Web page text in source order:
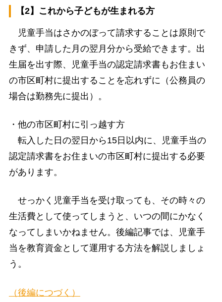
【2】これから子どもが生まれる方
児童手当はさかのぼって請求することは原則で
きず、申請した月の翌月分から受給できます。出
生届を出す際、児童手当の認定請求書もお住まい
の市区町村に提出することを忘れずに（公務員の
場合は勤務先に提出）。
・他の市区町村に引っ越す方
転入した日の翌日から15日以内に、児童手当の
認定請求書をお住まいの市区町村に提出する必要
があります。
せっかく児童手当を受け取っても、その時々の
生活費として使ってしまうと、いつの間にかなく
なってしまいかねません。後編記事では、児童手
当を教育資金として運用する方法を解説しましょ
う。
（後編につづく）